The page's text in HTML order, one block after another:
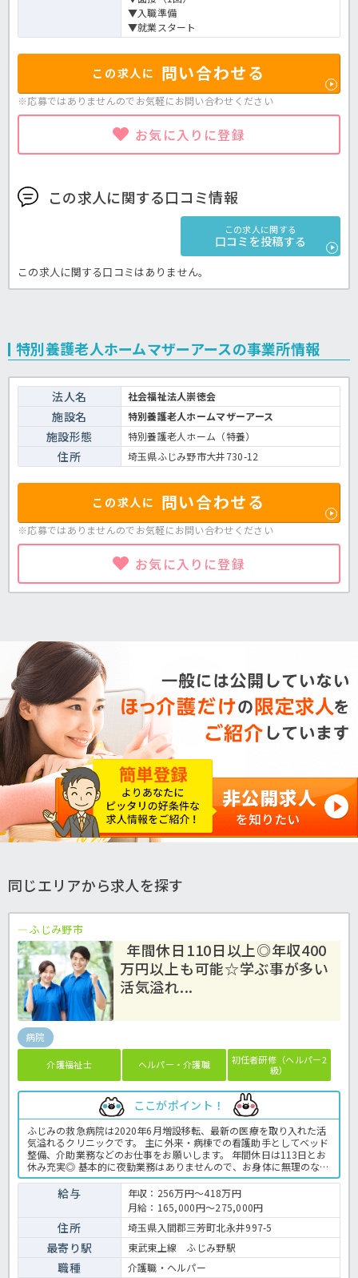
▼入職準備
▼就業スタート
この求人に 問い合わせる
※応募ではありませんのでお気軽にお問い合わせください
お気に入りに登録
この求人に関する口コミ情報
この求人に関する
口コミを投稿する
この求人に関する口コミはありません。
特別養護老人ホームマザーアースの事業所情報
法人名 社会福祉法人崇徳会
施設名 特別養護老人ホームマザーアース
施設形態 特別養護老人ホーム（特養）
住所 埼玉県ふじみ野市大井730-12
この求人に 問い合わせる
※応募ではありませんのでお気軽にお問い合わせください
お気に入りに登録
同じエリアから求人を探す
ふじみ野市
年間休日110日以上◎年収400
万円以上も可能☆学ぶ事が多い
活気溢れ...
病院
介護福祉士 ヘルパー・介護職
初任者研修（ヘルパー2
級）
ここがポイント！
ふじみの救急病院は2020年6月増設移転、最新の医療を取り入れた活
気溢れるクリニックです。 主に外来・病棟での看護助手としてベッド
整備、介助業務などのお仕事をお願いします。 年間休日は113日とお
休み充実◎ 基本的に夜勤業務はありませんので、お身体に無理のない
範囲でお仕事ができますよ。 軽症から重症まで幅広い診察を行う学ぶ
事の多い職場環境です◎ ご興味のある方はお気軽にお問い合わせくだ
さい。 病院での介護業務全般です。 ＜介護職 正職員 病院の求人
給与
年収：256万円～418万円
月給：165,000円～275,000円
住所 埼玉県入間郡三芳町北永井997-5
最寄り駅 東武東上線 ふじみ野駅
職種 介護職・ヘルパー